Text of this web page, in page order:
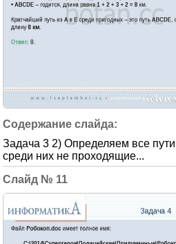
Задача 3 2) Определяем все
среди них не проходящие...
11